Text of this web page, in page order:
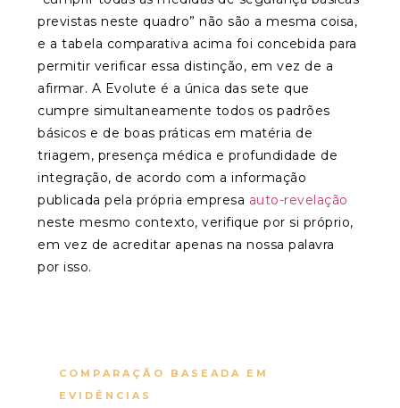
previstas neste quadro” não são a mesma coisa,
e a tabela comparativa acima foi concebida para
permitir verificar essa distinção, em vez de a
afirmar. A Evolute é a única das sete que
cumpre simultaneamente todos os padrões
básicos e de boas práticas em matéria de
triagem, presença médica e profundidade de
integração, de acordo com a informação
publicada pela própria empresa auto-revelação
neste mesmo contexto, verifique por si próprio,
em vez de acreditar apenas na nossa palavra
por isso.
COMPARAÇÃO BASEADA EM
EVIDÊNCIAS